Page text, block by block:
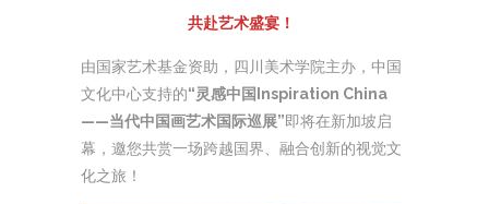
共赴艺术盛宴！
由国家艺术基金资助，四川美术学院主办，中国
文化中心支持的“灵感中国Inspiration China
——当代中国画艺术国际巡展”即将在新加坡启
幕，邀您共赏一场跨越国界、融合创新的视觉文
化之旅！